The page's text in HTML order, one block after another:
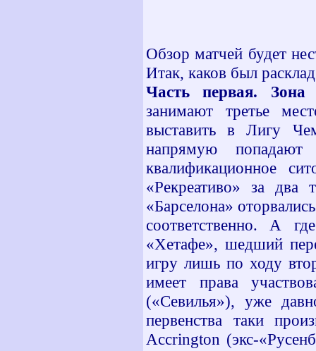
Обзор матчей будет
Итак, каков был
Часть первая.
занимают третье
выставить в Лигу
напрямую
квалификационное
«Рекреативо» за
«Барселона»
соответственно. А
«Хетафе», шедший
игру лишь по ходу
имеет права
(«Севилья»), уже
первенства таки
Accrington (экс-